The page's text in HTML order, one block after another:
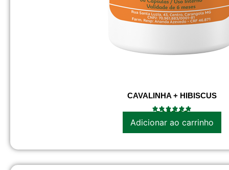
CAVALINHA + HIBISCUS
R$37.90
Adicionar ao carrinho